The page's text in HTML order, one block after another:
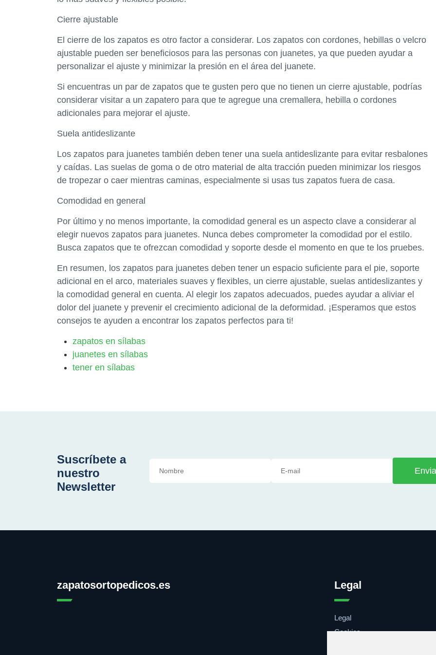
Cierre ajustable
El cierre de los zapatos es otro factor a considerar. Los zapatos con cordones, hebillas o velcro
ajustable pueden ser beneficiosos para las personas con juanetes, ya que pueden ayudar a
personalizar el ajuste y minimizar la presión en el área del juanete.
Si encuentras un par de zapatos que te gusten pero que no tienen un cierre ajustable, podrías
considerar visitar a un zapatero para que te agregue una cremallera, hebilla o cordones
adicionales para mejorar el ajuste.
Suela antideslizante
Los zapatos para juanetes también deben tener una suela antideslizante para evitar resbalones
y caídas. Las suelas de goma o de otro material de alta tracción pueden minimizar los riesgos
de tropezar o caer mientras caminas, especialmente si usas tus zapatos fuera de casa.
Comodidad en general
Por último y no menos importante, la comodidad general es un aspecto clave a considerar al
elegir nuevos zapatos para juanetes. Nunca debes comprometer la comodidad por el estilo.
Busca zapatos que te ofrezcan comodidad y soporte desde el momento en que te los pruebes.
En resumen, los zapatos para juanetes deben tener un espacio suficiente para el pie, soporte
adicional en el arco, materiales suaves y flexibles, un cierre ajustable, suelas antideslizantes y
la comodidad general en cuenta. Al elegir los zapatos adecuados, puedes ayudar a aliviar el
dolor del juanete y prevenir el crecimiento adicional de la deformidad. ¡Esperamos que estos
consejos te ayuden a encontrar los zapatos perfectos para ti!
zapatos en sílabas
juanetes en sílabas
tener en sílabas
Suscríbete a
nuestro
Newsletter
zapatosortopedicos.es Legal
Legal
Cookies